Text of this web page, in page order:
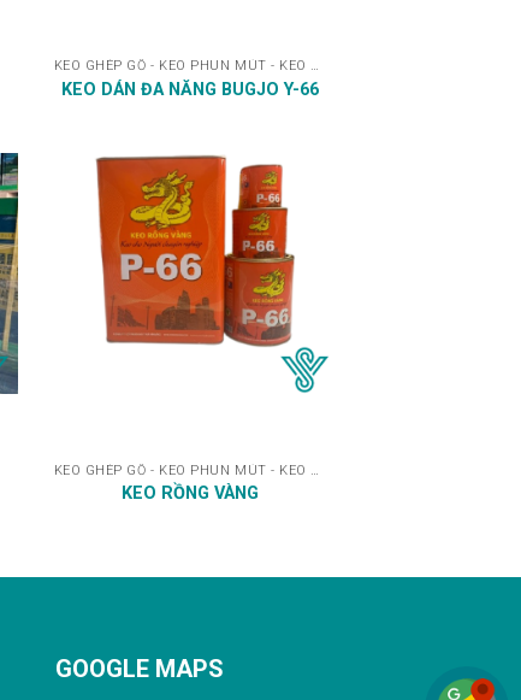
KEO GHÉP GỖ - KEO PHUN MÚT - KEO DÁN
KEO DÁN ĐA NĂNG BUGJO Y-66
KEO GHÉP GỖ - KEO PHUN MÚT - KEO DÁN
KEO RỒNG VÀNG
GOOGLE MAPS